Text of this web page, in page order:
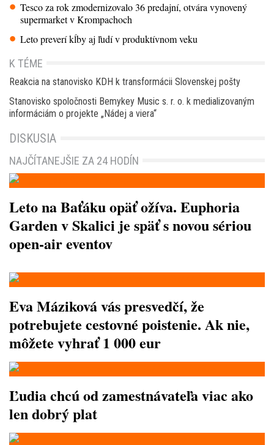
Tesco za rok zmodernizovalo 36 predajní, otvára vynovený
supermarket v Krompachoch
Leto preverí kĺby aj ľudí v produktívnom veku
K TÉME
Reakcia na stanovisko KDH k transformácii Slovenskej pošty
Stanovisko spoločnosti Bemykey Music s. r. o. k medializovaným
informáciám o projekte „Nádej a viera“
DISKUSIA
NAJČÍTANEJŠIE ZA 24 HODÍN
Leto na Baťáku opäť ožíva. Euphoria
Garden v Skalici je späť s novou sériou
open-air eventov
Eva Máziková vás presvedčí, že
potrebujete cestovné poistenie. Ak nie,
môžete vyhrať 1 000 eur
Ľudia chcú od zamestnávateľa viac ako
len dobrý plat